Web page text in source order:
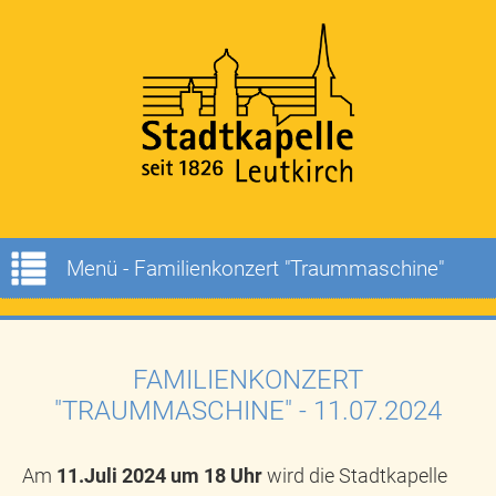
Menü - Familienkonzert "Traummaschine"
FAMILIENKONZERT
"TRAUMMASCHINE" - 11.07.2024
Am 11.Juli 2024 um 18 Uhrwird die Stadtkapelle